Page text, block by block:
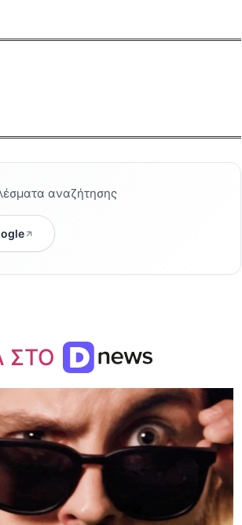
αναζήτησης
ΣΤΟ